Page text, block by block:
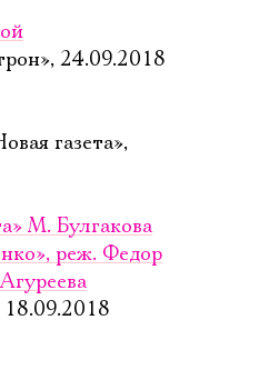
24.09.2018
газета»,
М. Булгакова
реж. Федор